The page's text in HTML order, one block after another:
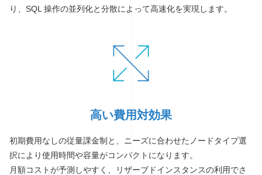
り、SQL 操作の並列化と分散によって高速化を実現します。
高い費用対効果
初期費用なしの従量課金制と、ニーズに合わせたノードタイプ選
択により使用時間や容量がコンパクトになります。
月額コストが予測しやすく、リザーブドインスタンスの利用でさ